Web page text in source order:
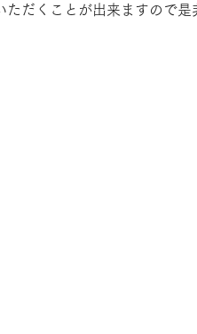
だくことが出来ますので是